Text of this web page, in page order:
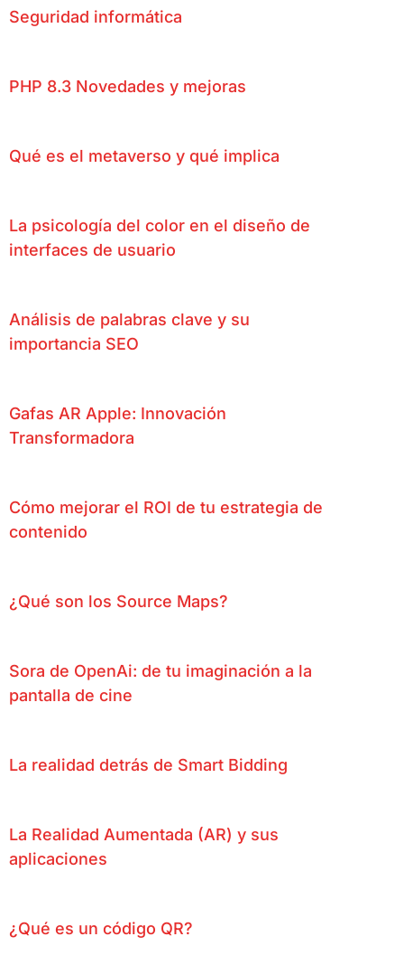
Seguridad informática
PHP 8.3 Novedades y mejoras
Qué es el metaverso y qué implica
La psicología del color en el diseño de
interfaces de usuario
Análisis de palabras clave y su
importancia SEO
Gafas AR Apple: Innovación
Transformadora
Cómo mejorar el ROI de tu estrategia de
contenido
¿Qué son los Source Maps?
Sora de OpenAi: de tu imaginación a la
pantalla de cine
La realidad detrás de Smart Bidding
La Realidad Aumentada (AR) y sus
aplicaciones
¿Qué es un código QR?